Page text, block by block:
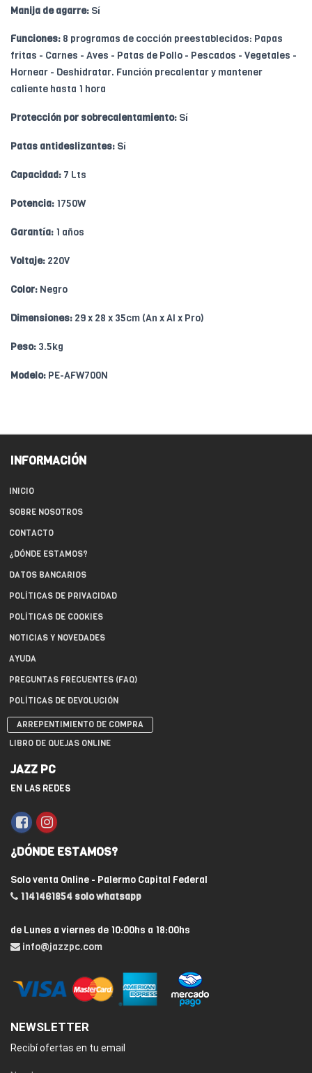
Manija de agarre: Sí
Funciones: 8 programas de cocción preestablecidos: Papas
fritas - Carnes - Aves - Patas de Pollo - Pescados - Vegetales -
Hornear - Deshidratar. Función precalentar y mantener
caliente hasta 1 hora
Protección por sobrecalentamiento: Sí
Patas antideslizantes: Sí
Capacidad: 7 Lts
Potencia: 1750W
Garantía: 1 años
Voltaje: 220V
Color: Negro
Dimensiones: 29 x 28 x 35cm (An x Al x Pro)
Peso: 3.5kg
Modelo: PE-AFW700N
INFORMACIÓN
INICIO
SOBRE NOSOTROS
CONTACTO
¿DÓNDE ESTAMOS?
DATOS BANCARIOS
POLÍTICAS DE PRIVACIDAD
POLÍTICAS DE COOKIES
NOTICIAS Y NOVEDADES
AYUDA
PREGUNTAS FRECUENTES (FAQ)
POLÍTICAS DE DEVOLUCIÓN
ARREPENTIMIENTO DE COMPRA
LIBRO DE QUEJAS ONLINE
JAZZ PC
EN LAS REDES
¿DÓNDE ESTAMOS?
Solo venta Online - Palermo Capital Federal
1141461854 solo whatsapp
de Lunes a viernes de 10:00hs a 18:00hs
info@jazzpc.com
NEWSLETTER
Recibí ofertas en tu email